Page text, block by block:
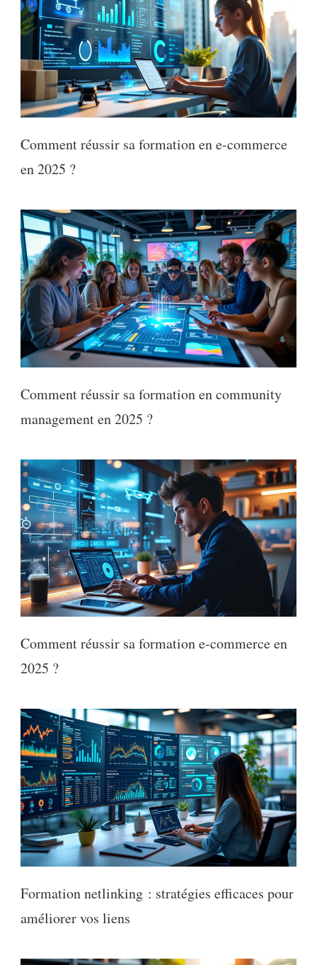
Comment réussir sa formation en e-commerce
en 2025 ?
Comment réussir sa formation en community
management en 2025 ?
Comment réussir sa formation e-commerce en
2025 ?
Formation netlinking : stratégies efficaces pour
améliorer vos liens